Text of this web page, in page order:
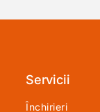
Servicii
Închirieri